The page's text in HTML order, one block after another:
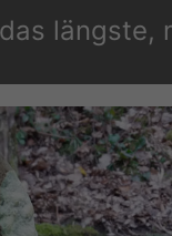
längste,